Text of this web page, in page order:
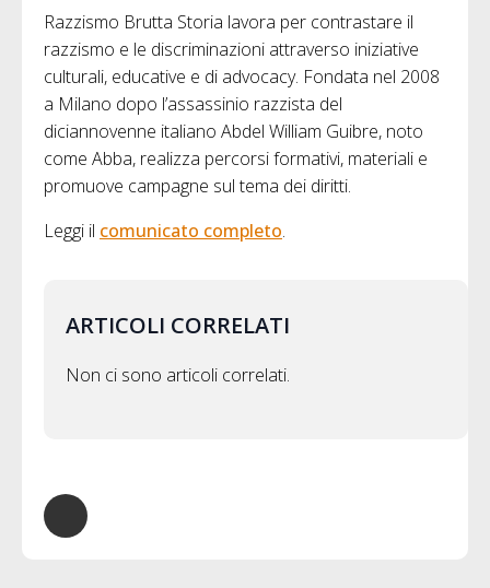
Razzismo Brutta Storia lavora per contrastare il
razzismo e le discriminazioni attraverso iniziative
culturali, educative e di advocacy. Fondata nel 2008
a Milano dopo l’assassinio razzista del
diciannovenne italiano Abdel William Guibre, noto
come Abba, realizza percorsi formativi, materiali e
promuove campagne sul tema dei diritti.
Leggi il comunicato completo.
ARTICOLI CORRELATI
Non ci sono articoli correlati.